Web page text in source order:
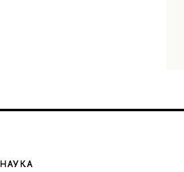
НАУКА